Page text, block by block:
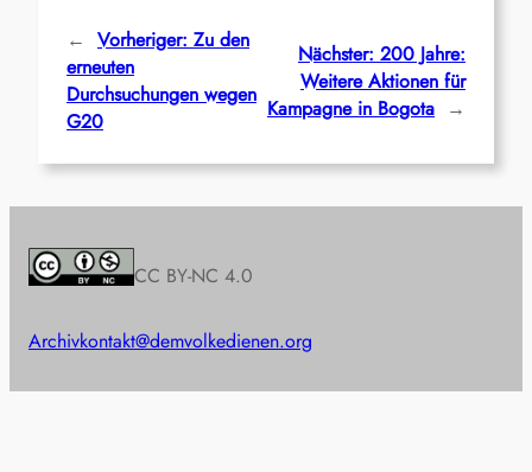
← Vorheriger: Zu den
erneuten
Durchsuchungen wegen
G20
Nächster: 200 Jahre:
Weitere Aktionen für
Kampagne in Bogota →
CC BY-NC 4.0
Archivkontakt@demvolkedienen.org